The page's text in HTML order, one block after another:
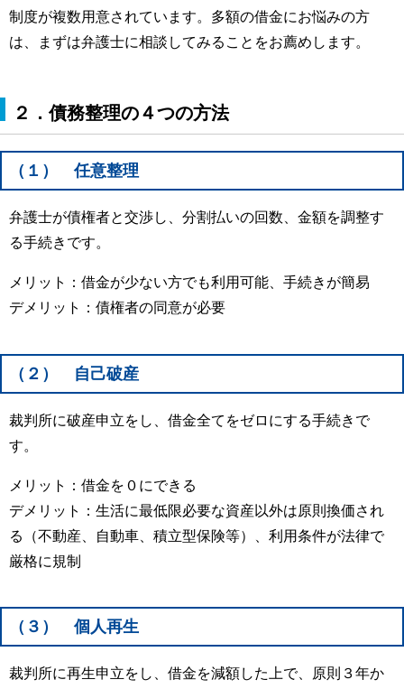
制度が複数用意されています。多額の借金にお悩みの方
は、まずは弁護士に相談してみることをお薦めします。
２．債務整理の４つの方法
（１） 任意整理
弁護士が債権者と交渉し、分割払いの回数、金額を調整す
る手続きです。
メリット：借金が少ない方でも利用可能、手続きが簡易
デメリット：債権者の同意が必要
（２） 自己破産
裁判所に破産申立をし、借金全てをゼロにする手続きで
す。
メリット：借金を０にできる
デメリット：生活に最低限必要な資産以外は原則換価され
る（不動産、自動車、積立型保険等）、利用条件が法律で
厳格に規制
（３） 個人再生
裁判所に再生申立をし、借金を減額した上で、原則３年か